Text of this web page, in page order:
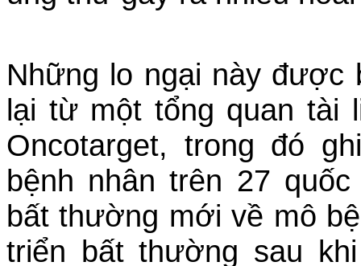
Những lo ngại này được
lại từ một tổng quan tài
Oncotarget, trong đó
bệnh nhân trên 27
bất thường mới về mô
triển bất thường sau